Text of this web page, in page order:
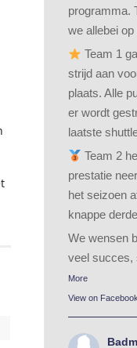
programma.
we allebei
Team 1
strijd aan
plaats. Alle
er wordt
laatste
Team 2
prestatie
het seizoen
knappe
We wensen
veel succes,
More
View on